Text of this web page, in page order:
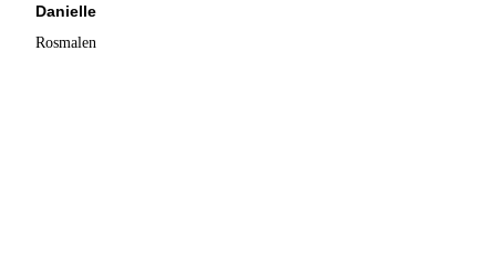
Danielle
Rosmalen